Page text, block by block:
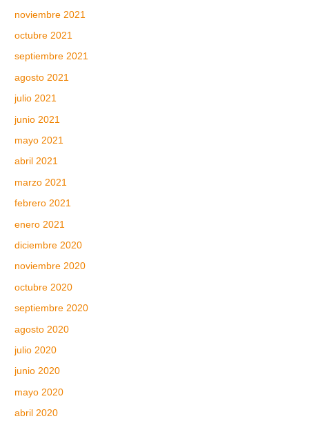
noviembre 2021
octubre 2021
septiembre 2021
agosto 2021
julio 2021
junio 2021
mayo 2021
abril 2021
marzo 2021
febrero 2021
enero 2021
diciembre 2020
noviembre 2020
octubre 2020
septiembre 2020
agosto 2020
julio 2020
junio 2020
mayo 2020
abril 2020